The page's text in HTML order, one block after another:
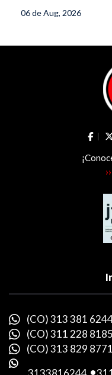
experimento
06 de Aug, 2026
(CO) 313 381
(CO) 311 228 8185
(CO) 313 829 8771